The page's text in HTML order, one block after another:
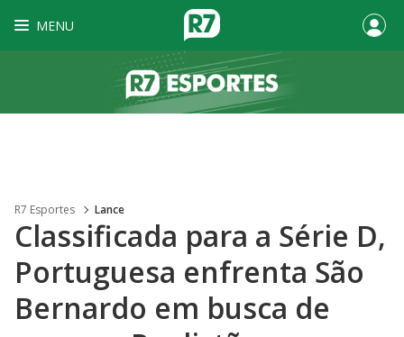
MENU
R7 Esportes Lance
Classificada para a Série D,
Portuguesa enfrenta São
Bernardo em busca de